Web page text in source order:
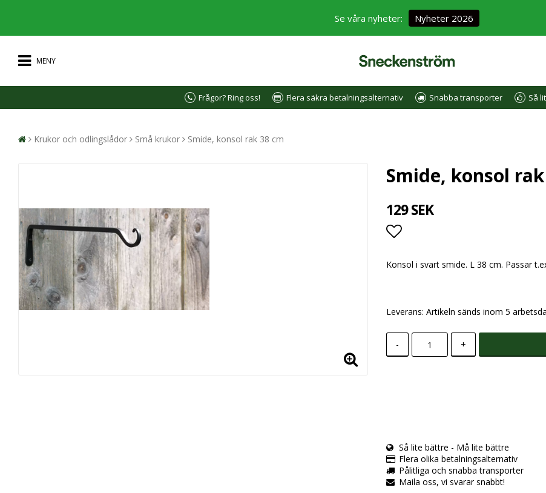
Se våra nyheter: Nyheter 2026
MENY
Frågor? Ring oss! Flera säkra betalningsalternativ Snabba transporter Så
Krukor och odlingslådor Små krukor Smide, konsol rak 38 cm
Smide, konsol
129 SEK
Lägg till i favoritlistan
Konsol i svart smide. L 38 cm. Passar
Leverans: Artikeln sänds inom 5
- +
Så lite bättre - Må lite bättre
Flera olika betalningsalternativ
Pålitliga och snabba transporter
Maila oss, vi svarar snabbt!